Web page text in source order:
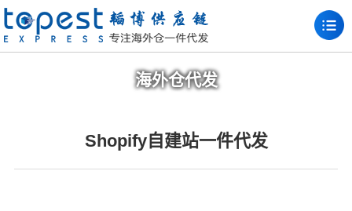
海外仓代发
Shopify自建站一件代发